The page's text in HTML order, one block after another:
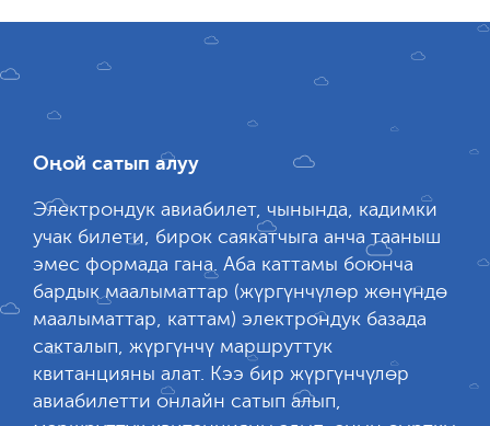
Оңой сатып алуу
Электрондук авиабилет, чынында, кадимки
учак билети, бирок саякатчыга анча тааныш
эмес формада гана. Аба каттамы боюнча
бардык маалыматтар (жүргүнчүлөр жөнүндө
маалыматтар, каттам) электрондук базада
сакталып, жүргүнчү маршруттук
квитанцияны алат. Кээ бир жүргүнчүлөр
авиабилетти онлайн сатып алып,